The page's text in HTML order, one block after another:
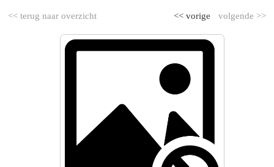
<< terug naar overzicht volgende >>
<< vorige